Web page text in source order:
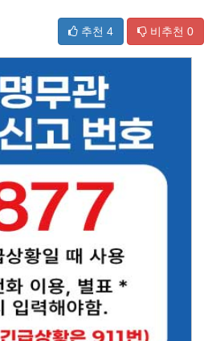
추천 4 비추천 0